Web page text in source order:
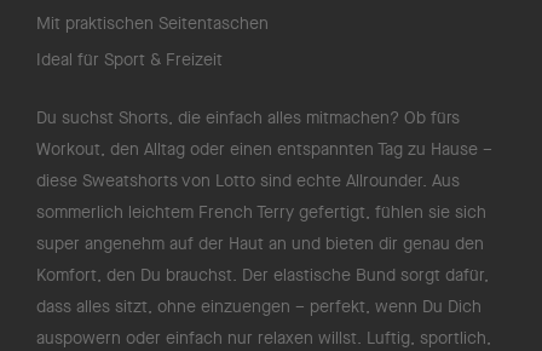
Mit praktischen Seitentaschen
Ideal für Sport & Freizeit
Du suchst Shorts, die einfach alles mitmachen? Ob fürs
Workout, den Alltag oder einen entspannten Tag zu Hause –
diese Sweatshorts von Lotto sind echte Allrounder. Aus
sommerlich leichtem French Terry gefertigt, fühlen sie sich
super angenehm auf der Haut an und bieten dir genau den
Komfort, den Du brauchst. Der elastische Bund sorgt dafür,
dass alles sitzt, ohne einzuengen – perfekt, wenn Du Dich
auspowern oder einfach nur relaxen willst. Luftig, sportlich,